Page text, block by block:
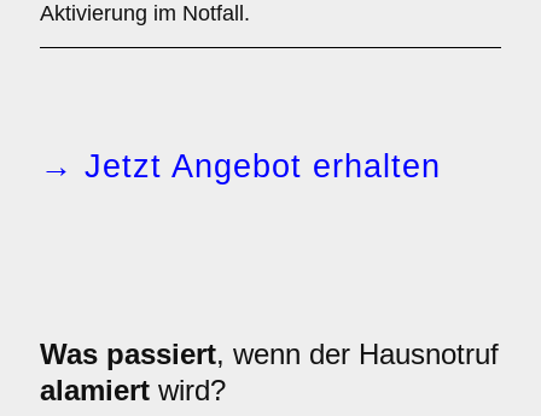
Aktivierung im Notfall.
→ Jetzt Angebot erhalten
Was passiert, wenn der Hausnotruf
alamiert wird?